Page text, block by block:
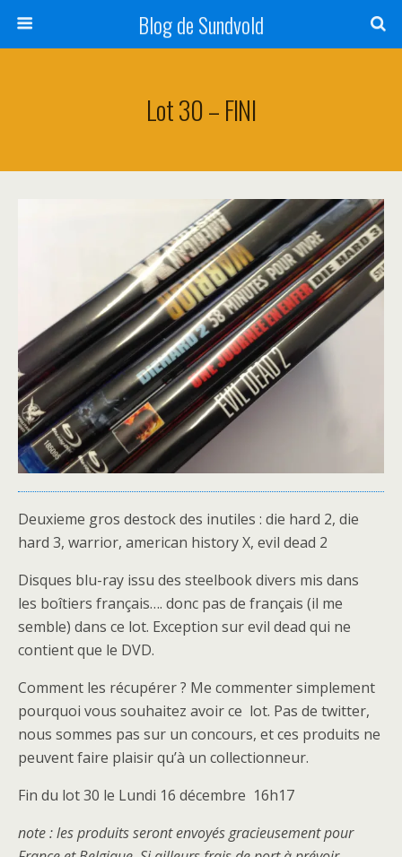
Blog de Sundvold
Lot 30 – FINI
Deuxieme gros destock des inutiles : die hard 2, die
hard 3, warrior, american history X, evil dead 2
Disques blu-ray issu des steelbook divers mis dans
les boîtiers français…. donc pas de français (il me
semble) dans ce lot. Exception sur evil dead qui ne
contient que le DVD.
Comment les récupérer ? Me commenter simplement
pourquoi vous souhaitez avoir ce lot. Pas de twitter,
nous sommes pas sur un concours, et ces produits ne
peuvent faire plaisir qu’à un collectionneur.
Fin du lot 30 le Lundi 16 décembre 16h17
note : les produits seront envoyés gracieusement pour